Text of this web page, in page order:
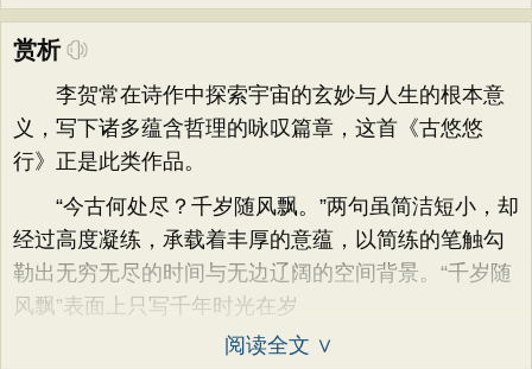
赏析
李贺常在诗作中探索宇宙的玄妙与人生的根本意
义，写下诸多蕴含哲理的咏叹篇章，这首《古悠悠
行》正是此类作品。
“今古何处尽？千岁随风飘。”两句虽简洁短小，却
经过高度凝练，承载着丰厚的意蕴，以简练的笔触勾
勒出无穷无尽的时间与无边辽阔的空间背景。“千岁随
风飘”表面上只写千年时光在岁
阅读全文 ∨